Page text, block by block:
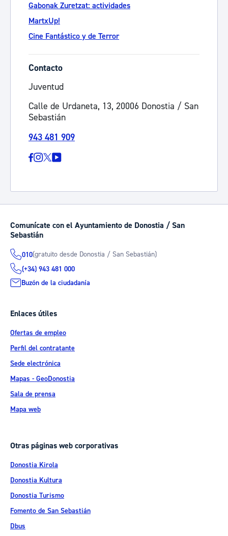
Gabonak Zuretzat: actividades
MartxUp!
Cine Fantástico y de Terror
Contacto
Juventud
Calle de Urdaneta, 13, 20006 Donostia / San
Sebastián
943 481 909
Comunícate con el Ayuntamiento de Donostia / San
Sebastián
010(gratuito desde Donostia / San Sebastián)
(+34) 943 481 000
Buzón de la ciudadanía
Enlaces útiles
Ofertas de empleo
Perfil del contratante
Sede electrónica
Mapas - GeoDonostia
Sala de prensa
Mapa web
Otras páginas web corporativas
Donostia Kirola
Donostia Kultura
Donostia Turismo
Fomento de San Sebastián
Dbus